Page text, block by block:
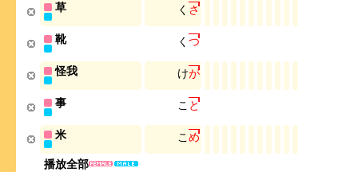
播放全部
草 く さ
靴 く つ
怪我 けが
事 こ と
米 こ め